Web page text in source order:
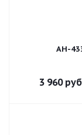
АН-
3 960